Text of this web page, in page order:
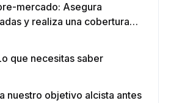
mercado: Asegura
y realiza una cobertura
que necesitas saber
nuestro objetivo alcista antes